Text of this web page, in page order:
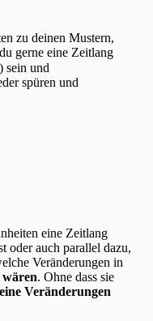
zu deinen Mustern,
gerne eine Zeitlang
sein und
spüren und
eine Zeitlang
oder auch parallel dazu,
Veränderungen in
wären. Ohne dass sie
Veränderungen